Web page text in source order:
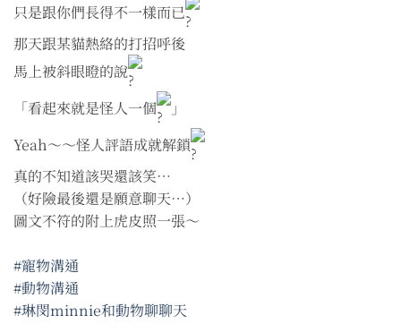
只是跟你們長得不一樣而已
那天跟某貓熱絡的打招呼後
馬上被斜眼瞪的說
「看起來就是怪人一個
」
Yeah～～怪人評語成就解鎖
真的不知道該哭還該笑⋯
（好險最後還是願意聊天⋯）
圖文不符的附上虎皮照一張～
#寵物溝通
#動物溝通
#琳閔minnie和動物聊聊天